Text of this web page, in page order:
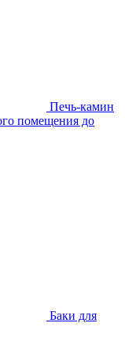
Печь-камин
помещения до
Баки для